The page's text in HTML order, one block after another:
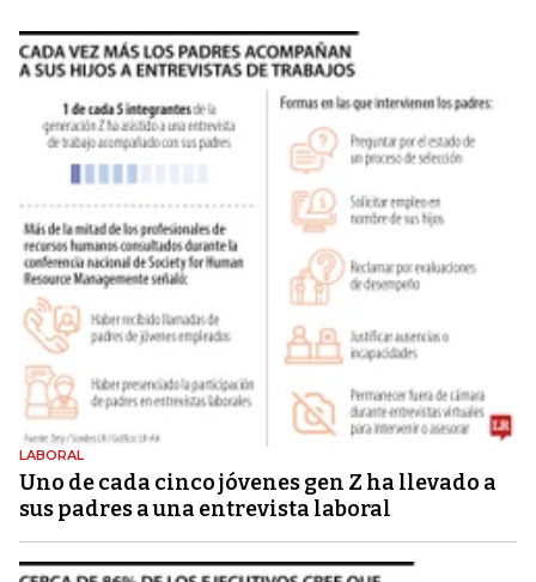
LABORAL
Uno de cada cinco jóvenes gen Z ha llevado a
sus padres a una entrevista laboral